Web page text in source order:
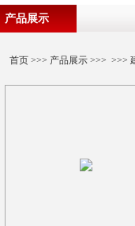
产品展示
首页>>> 产品展示>>> >>>